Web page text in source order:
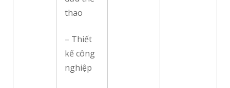
thao
– Thiết
kế công
nghiệp